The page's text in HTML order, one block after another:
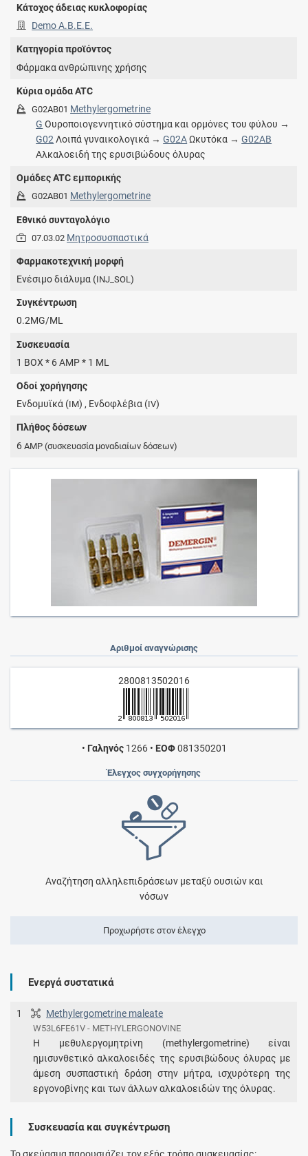
Κάτοχος άδειας κυκλοφορίας
Demo Α.Β.Ε.Ε.
Κατηγορία προϊόντος
Φάρμακα ανθρώπινης χρήσης
Κύρια ομάδα ATC
G02AB01 Methylergometrine
G Ουροποιογεννητικό σύστημα και ορμόνες του φύλου →
G02 Λοιπά γυναικολογικά →G02AΩκυτόκα →G02AB
Αλκαλοειδή της ερυσιβώδους όλυρας
Ομάδες ATC εμπορικής
G02AB01 Methylergometrine
Εθνικό συνταγολόγιο
07.03.02 Μητροσυσπαστικά
Φαρμακοτεχνική μορφή
Eνέσιμο διάλυμα (INJ_SOL)
Συγκέντρωση
0.2MG/ML
Συσκευασία
1 BOX * 6 AMP * 1 ML
Οδοί χορήγησης
Ενδομυϊκά (IM) , Ενδοφλέβια (IV)
Πλήθος δόσεων
6AMP (συσκευασία μοναδιαίων δόσεων)
Αριθμοί αναγνώρισης
2800813502016
• Γαληνός1266 • ΕΟΦ081350201
Έλεγχος συγχορήγησης
Αναζήτηση αλληλεπιδράσεων μεταξύ ουσιών και
νόσων
Προχωρήστε στον έλεγχο
Ενεργά συστατικά
1 Methylergometrine maleate
W53L6FE61V - METHYLERGONOVINE
Η μεθυλεργομητρίνη (methylergometrine) είναι
ημισυνθετικό αλκαλοειδές της ερυσιβώδους όλυρας με
άμεση συσπαστική δράση στην μήτρα, ισχυρότερη της
εργονοβίνης και των άλλων αλκαλοειδών της όλυρας.
Συσκευασία και συγκέντρωση